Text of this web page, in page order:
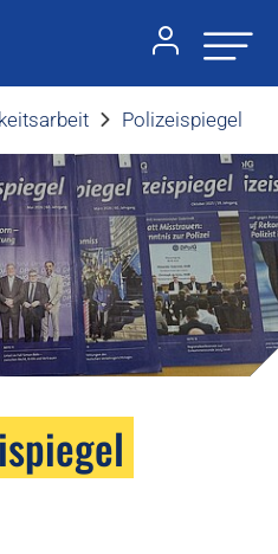
Polizeispiegel